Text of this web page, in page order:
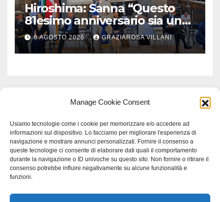
Manage Cookie Consent
Usiamo tecnologie come i cookie per memorizzare e/o accedere ad
informazioni sul dispositivo. Lo facciamo per migliorare l'esperienza di
navigazione e mostrare annunci personalizzati. Fornire il consenso a
queste tecnologie ci consente di elaborare dati quali il comportamento
durante la navigazione o ID univoche su questo sito. Non fornire o ritirare il
consenso potrebbe influire negativamente su alcune funzionalità e
funzioni.
Hiroshima: Sanna “Questo
81esimo anniversario sia un
monito per tutti”
6 AGOSTO 2026 GRAZIAROSA VILLANI